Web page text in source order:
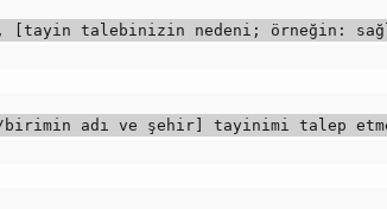
talebinizin nedeni; örneğin:
adı ve şehir] tayinimi talep